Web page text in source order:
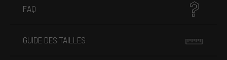
FAQ
GUIDE DES TAILLES